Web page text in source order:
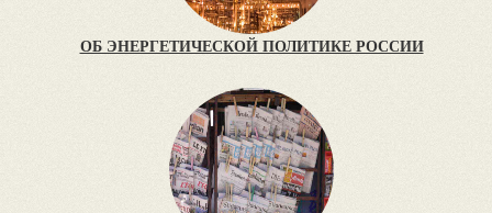
ОБ ЭНЕРГЕТИЧЕСКОЙ ПОЛИТИКЕ РОССИИ